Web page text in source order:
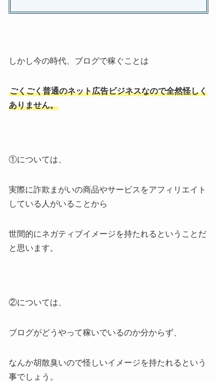
しかし今の時代、ブログで稼ぐことは
ごくごく普通のネット広告ビジネスなので全然怪しく
ありません。
①については、
実際に詐欺まがいの商品やサービスをアフィリエイト
している人がいることから
世間的にネガティブイメージを持たれるということだ
と思います。
②については、
ブログがどうやって稼いでいるのか分からず、
なんか胡散臭いので怪しいイメージを持たれるという
事でしょう。